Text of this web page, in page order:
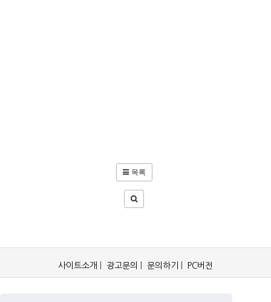
목록
사이트소개 광고문의 문의하기 PC버전